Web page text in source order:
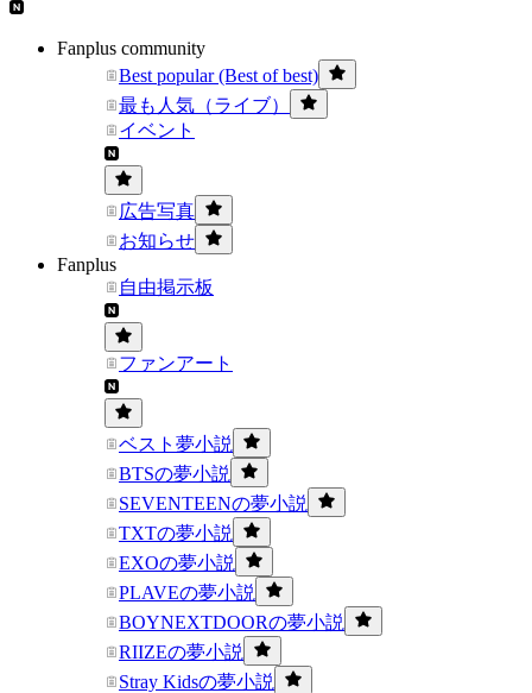
Fanplus community
Best popular (Best of best)
最も人気（ライブ）
イベント
広告写真
お知らせ
Fanplus
自由掲示板
ファンアート
ベスト夢小説
BTSの夢小説
SEVENTEENの夢小説
TXTの夢小説
EXOの夢小説
PLAVEの夢小説
BOYNEXTDOORの夢小説
RIIZEの夢小説
Stray Kidsの夢小説